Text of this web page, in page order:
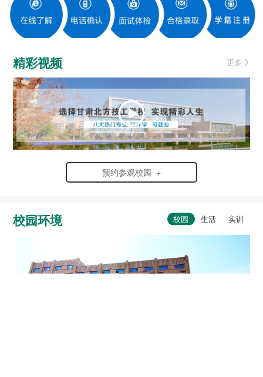
精彩视频 更多
预约参观校园 +
校园环境